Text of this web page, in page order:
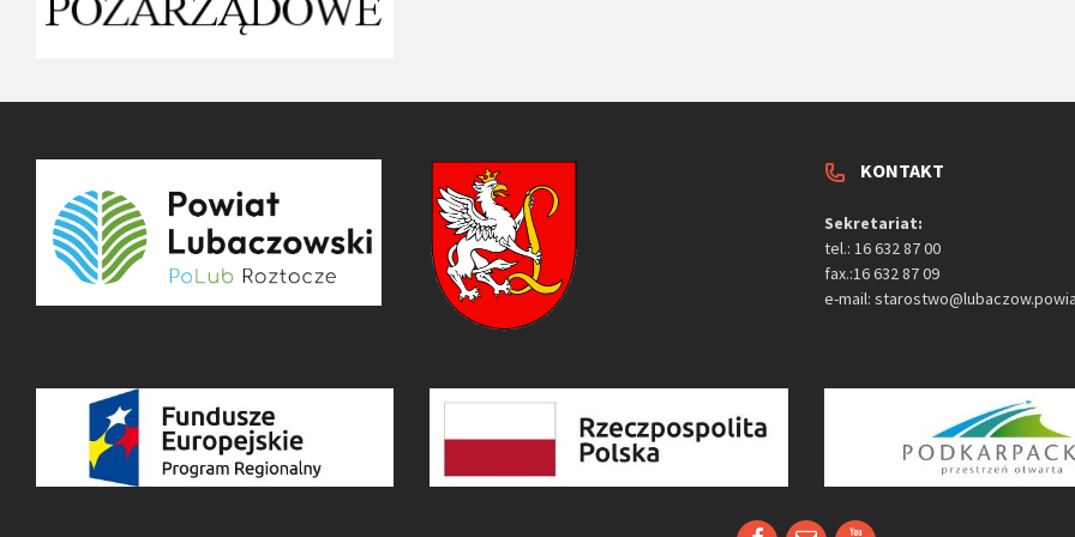
KONTAKT
Sekretariat:
tel.: 16 632 87 00
fax.:16 632 87 09
e-mail:
Facebook
EmailYouTube